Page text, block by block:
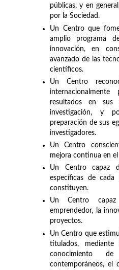
públicas, y en
por la Sociedad.
Un Centro que
amplio programa
innovación, en
avanzado de las
científicos.
Un Centro
resultados en sus
investigación, y
preparación de sus
investigadores.
Un Centro
mejora continua en
Un Centro capaz
específicas de
constituyen.
Un Centro
emprendedor, la
proyectos.
Un Centro que
titulados,
conocimiento
contemporáneos, el